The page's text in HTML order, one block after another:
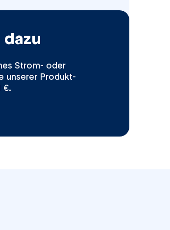
Strom- oder
unserer Produkt-
€.